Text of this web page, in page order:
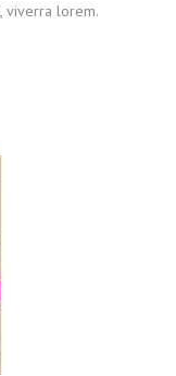
viverra lorem.